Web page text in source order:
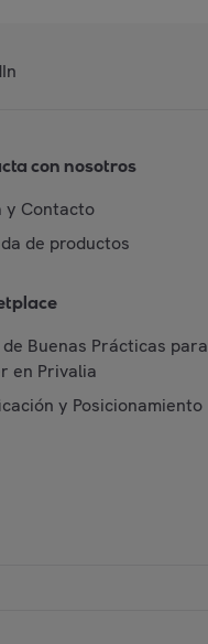
con nosotros
y Contacto
de productos
Buenas Prácticas para
en Privalia
y Posicionamiento